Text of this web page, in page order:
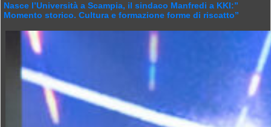
Nasce l’Università a Scampia, il sindaco Manfredi a KKI:”
Momento storico. Cultura e formazione forme di riscatto”